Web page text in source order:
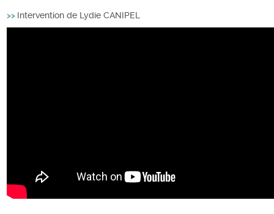
>> Intervention de Lydie CANIPEL